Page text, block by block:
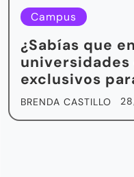
Campus
¿Sabías que
exclusivos
BRENDA CASTILLO